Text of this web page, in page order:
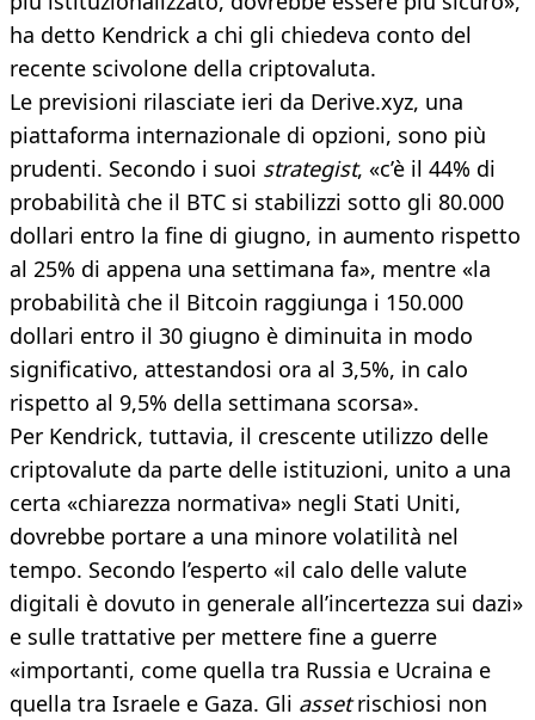
ha detto Kendrick a chi gli chiedeva conto del
recente scivolone della criptovaluta.
Le previsioni rilasciate ieri da Derive.xyz, una
piattaforma internazionale di opzioni, sono più
prudenti. Secondo i suoi strategist, «c’è il 44% di
probabilità che il BTC si stabilizzi sotto gli 80.000
dollari entro la fine di giugno, in aumento rispetto
al 25% di appena una settimana fa», mentre «la
probabilità che il Bitcoin raggiunga i 150.000
dollari entro il 30 giugno è diminuita in modo
significativo, attestandosi ora al 3,5%, in calo
rispetto al 9,5% della settimana scorsa».
Per Kendrick, tuttavia, il crescente utilizzo delle
criptovalute da parte delle istituzioni, unito a una
certa «chiarezza normativa» negli Stati Uniti,
dovrebbe portare a una minore volatilità nel
tempo. Secondo l’esperto «il calo delle valute
digitali è dovuto in generale all’incertezza sui dazi»
e sulle trattative per mettere fine a guerre
«importanti, come quella tra Russia e Ucraina e
quella tra Israele e Gaza. Gli assetrischiosi non